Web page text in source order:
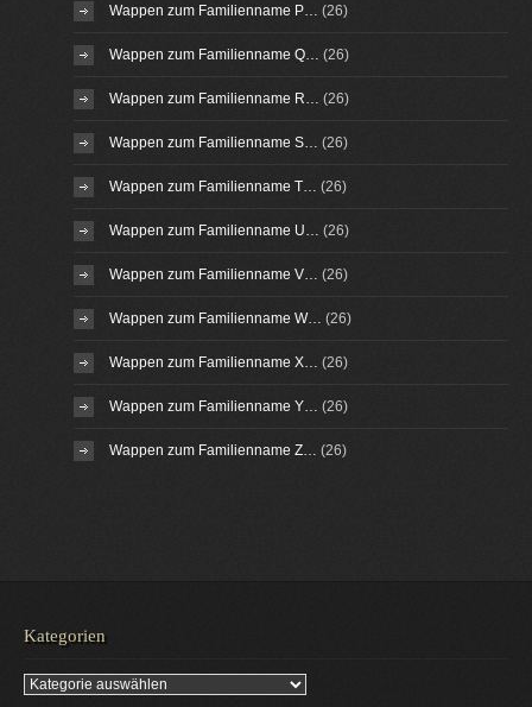
Wappen zum Familienname P… (26)
Wappen zum Familienname Q… (26)
Wappen zum Familienname R… (26)
Wappen zum Familienname S… (26)
Wappen zum Familienname T… (26)
Wappen zum Familienname U… (26)
Wappen zum Familienname V… (26)
Wappen zum Familienname W… (26)
Wappen zum Familienname X… (26)
Wappen zum Familienname Y… (26)
Wappen zum Familienname Z… (26)
Kategorien
Kategorien